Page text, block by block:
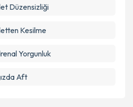
Düzensizliği
Kesilme
Yorgunluk
Aft